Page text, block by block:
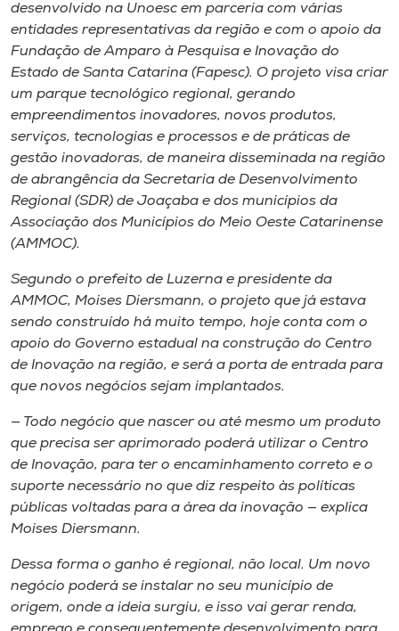
desenvolvido na Unoesc em parceria com várias
entidades representativas da região e com o apoio da
Fundação de Amparo à Pesquisa e Inovação do
Estado de Santa Catarina (Fapesc). O projeto visa criar
um parque tecnológico regional, gerando
empreendimentos inovadores, novos produtos,
serviços, tecnologias e processos e de práticas de
gestão inovadoras, de maneira disseminada na região
de abrangência da Secretaria de Desenvolvimento
Regional (SDR) de Joaçaba e dos municípios da
Associação dos Municípios do Meio Oeste Catarinense
(AMMOC).
Segundo o prefeito de Luzerna e presidente da
AMMOC, Moises Diersmann, o projeto que já estava
sendo construído há muito tempo, hoje conta com o
apoio do Governo estadual na construção do Centro
de Inovação na região, e será a porta de entrada para
que novos negócios sejam implantados.
— Todo negócio que nascer ou até mesmo um produto
que precisa ser aprimorado poderá utilizar o Centro
de Inovação, para ter o encaminhamento correto e o
suporte necessário no que diz respeito às políticas
públicas voltadas para a área da inovação — explica
Moises Diersmann.
Dessa forma o ganho é regional, não local. Um novo
negócio poderá se instalar no seu município de
origem, onde a ideia surgiu, e isso vai gerar renda,